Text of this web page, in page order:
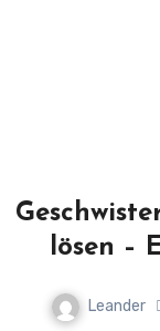
lösen –
Leander